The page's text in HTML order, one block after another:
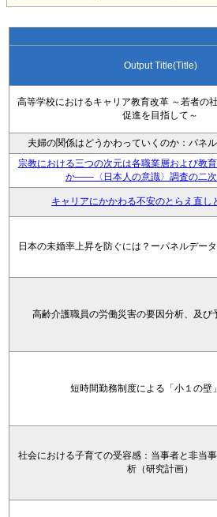
Output Title(Title)
高等学校におけるキャリア教育改革 ～若者の
促進を目指して～
夫婦の関係はどうかわっていくのか：パネ
宗教における三つの次元は各職業層および教
か――〈日本人の意識〉調査の二次
キャリアにかかわる不安のとらえ直し
日本の未婚率上昇を防ぐには？ーパネルデー
高齢介護職員の労働災害の要因分析、及び
短時間勤務制度による「小１の壁
社会における子育ての受容感：当事者と非当
析（研究計画）